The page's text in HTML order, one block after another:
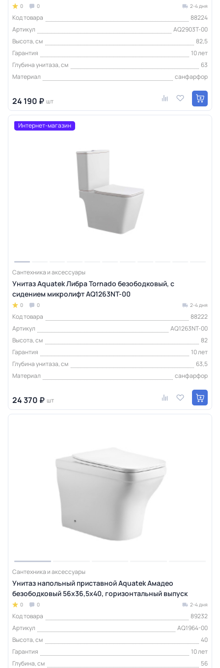
0 0 2-4 дня
Код товара
88224
Артикул
AQ2903T-00
Высота, см
82,5
Гарантия
10 лет
Глубина унитаза, см
63
Материал
санфарфор
24 190 ₽ шт
Интернет-магазин
Сантехника и аксессуары
Унитаз Aquatek Либра Tornado безободковый, с
сидением микролифт AQ1263NT-00
0 0 2-4 дня
Код товара
88222
Артикул
AQ1263NT-00
Высота, см
82
Гарантия
10 лет
Глубина унитаза, см
63,5
Материал
санфарфор
24 370 ₽ шт
Сантехника и аксессуары
Унитаз напольный приставной Aquatek Амадео
безободковый 56х36,5х40, горизонтальный выпуск
0 0 2-4 дня
Код товара
89232
Артикул
AQ1964-00
Высота, см
40
Гарантия
10 лет
Глубина, см
56